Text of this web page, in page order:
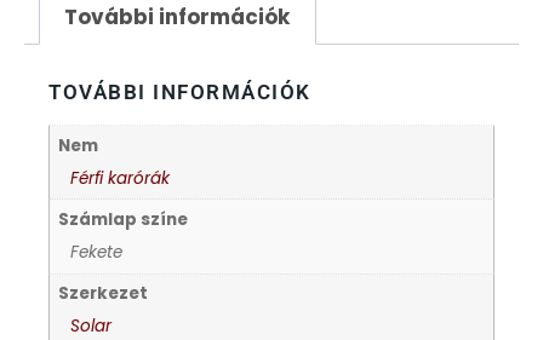
További információk
TOVÁBBI INFORMÁCIÓK
Nem
Férfi karórák
Számlap színe
Fekete
Szerkezet
Solar
FRANCIS DELON
GUESS KARÓRÁK
HÁLÓZATI ÓRÁK
HOLLÓHÁZI PORCELÁN